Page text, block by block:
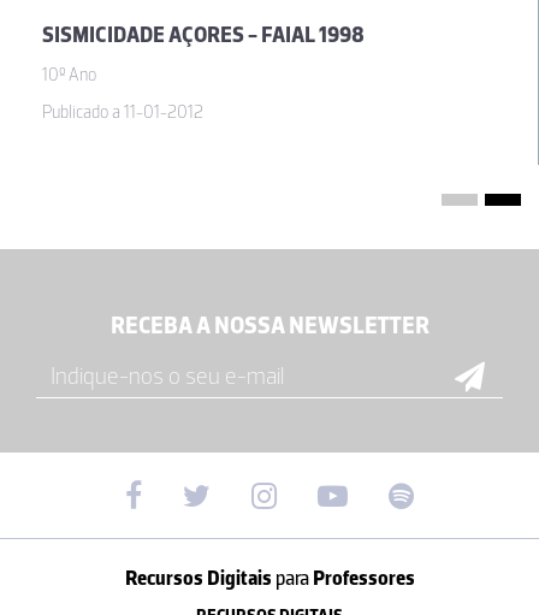
SISMICIDADE AÇORES - FAIAL 1998
10º Ano
Publicado a 11-01-2012
RECEBA A NOSSA NEWSLETTER
Recursos Digitais paraProfessores